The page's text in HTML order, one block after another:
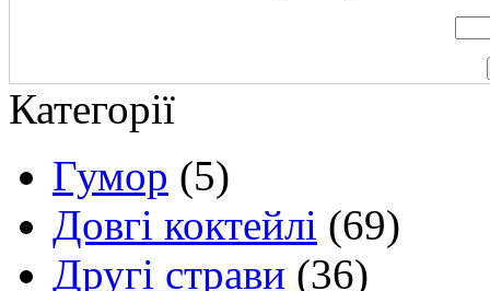
Категорії
Гумор (5)
Довгі коктейлі (69)
Другі страви (36)